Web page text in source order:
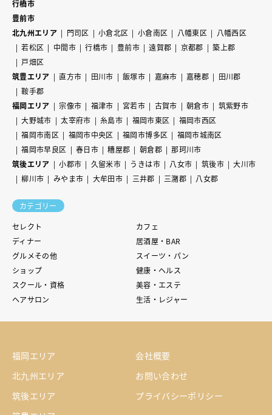
行橋市
豊前市
北九州エリア
門司区 小倉北区 小倉南区 八幡東区
八幡西区
若松区
中間市 行橋市 豊前市 遠賀郡 京都郡
築上郡
戸畑区
筑豊エリア
直方市 田川市 飯塚市 嘉麻市 嘉穂郡
田川郡
鞍手郡
福岡エリア
宗像市 福津市 宮若市 古賀市 朝倉市
筑紫野市
大野城市
太宰府市 糸島市 福岡市東区
福岡市西区
福岡市南区
福岡市中央区 福岡市博多区
福岡市城南区
福岡市早良区
春日市 糟屋郡 朝倉郡
那珂川市
筑後エリア
小郡市 久留米市 うきは市 八女市 筑後市
大川市
柳川市
みやま市 大牟田市 三井郡 三潴郡 八女郡
カテゴリー
セレクト
カフェ
ディナー
居酒屋・BAR
グルメその他
スイーツ・パン
ショップ
健康・ヘルス
スクール・資格
美容・エステ
ヘアサロン
生活・レジャー
福岡エリア
北九州エリア
筑後エリア
会社概要
お問い合わせ
プライバシーポリシー